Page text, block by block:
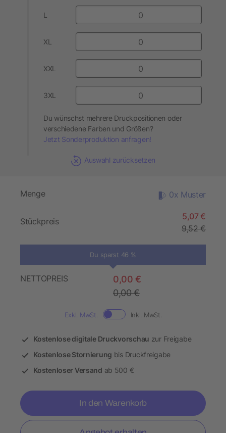
L
XL
XXL
3XL
Du wünschst mehrere Druckpositionen oder
verschiedene Farben und Größen?
Jetzt Sonderproduktion anfragen!
Auswahl zurücksetzen
Menge 0x Muster
Stückpreis
5,07 €
9,52 €
Du sparst 46 %
NETTOPREIS
0,00 €
0,00 €
Exkl. MwSt. Inkl. MwSt.
Kostenlose digitale Druckvorschau zur Freigabe
Kostenlose Stornierung bis Druckfreigabe
Kostenloser Versand ab 500 €
In den Warenkorb